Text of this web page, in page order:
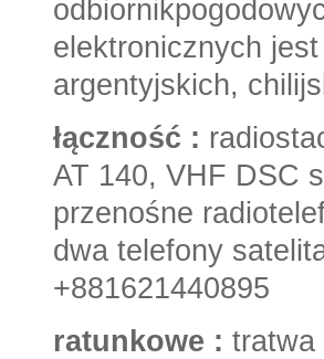
elektronicznych
argentyjskich,
łączność :
AT 140, VHF DSC
przenośne
dwa telefony
+881621440895
ratunkowe : tratwa